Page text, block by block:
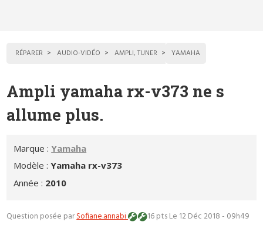
RÉPARER AUDIO-VIDÉO AMPLI, TUNER YAMAHA
Ampli yamaha rx-v373 ne s
allume plus.
Marque :Yamaha
Modèle :Yamaha rx-v373
Année : 2010
Question posée parSofiane.annabi 16 ptsLe 12 Déc 2018 - 09h49